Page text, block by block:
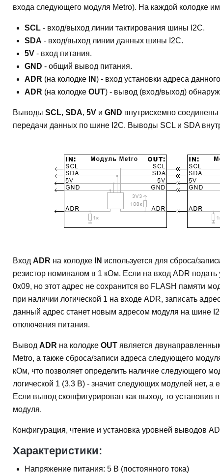
входа следующего модуля Metro). На каждой колодке
SCL
- вход/выход линии тактирования шины I2C.
SDA
- вход/выход линии данных шины I2C.
5V - вход питания.
GND - общий вывод питания.
ADR (на колодке IN) - вход установки адреса
ADR (на колодке OUT) - вывод (вход/выход)
Выводы SCL SDA 5V и GND внутрисхемно
передачи данных по шине I2C. Выводы SCL и SDA
Вход ADR на колодке IN используется для сброса/
резистор номиналом в 1 кОм. Если на вход ADR
0x09, но этот адрес не сохранится во FLASH памяти
при наличии логической 1 на входе ADR, записать
данный адрес станет новым адресом модуля на шине
отключения питания.
Вывод ADR на колодке OUT является
Metro, а также сброса/записи адреса следующего
кОм, что позволяет определить наличие следующего
логической 1 (3,3 В) - значит следующих модулей нет,
Если вывод сконфигурирован как выход, то установив
модуля.
Конфигурация, чтение и установка уровней выводов
Характеристики:
Напряжение питания: 5 В (постоянного тока)